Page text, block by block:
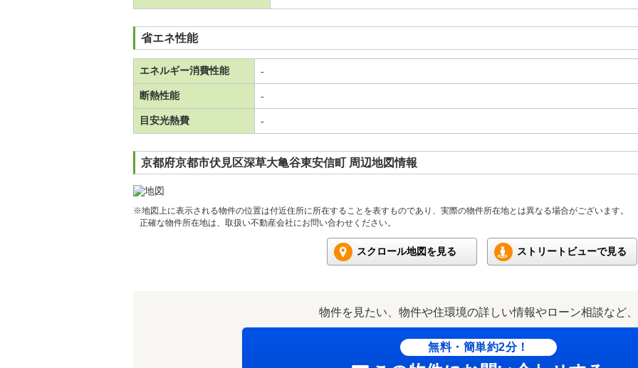
省エネ性能
エネルギー消費性能 -
断熱性能 -
目安光熱費 -
京都府京都市伏見区深草大亀谷東安信町 周辺地図情報
※地図上に表示される物件の位置は付近住所に所在することを表すものであり、実際の物件所在地とは異なる場合がございます。
正確な物件所在地は、取扱い不動産会社にお問い合わせください。
スクロール地図を見る ストリートビューで見る
物件を見たい、物件や住環境の詳しい情報やローン相談など、
無料・簡単約2分！